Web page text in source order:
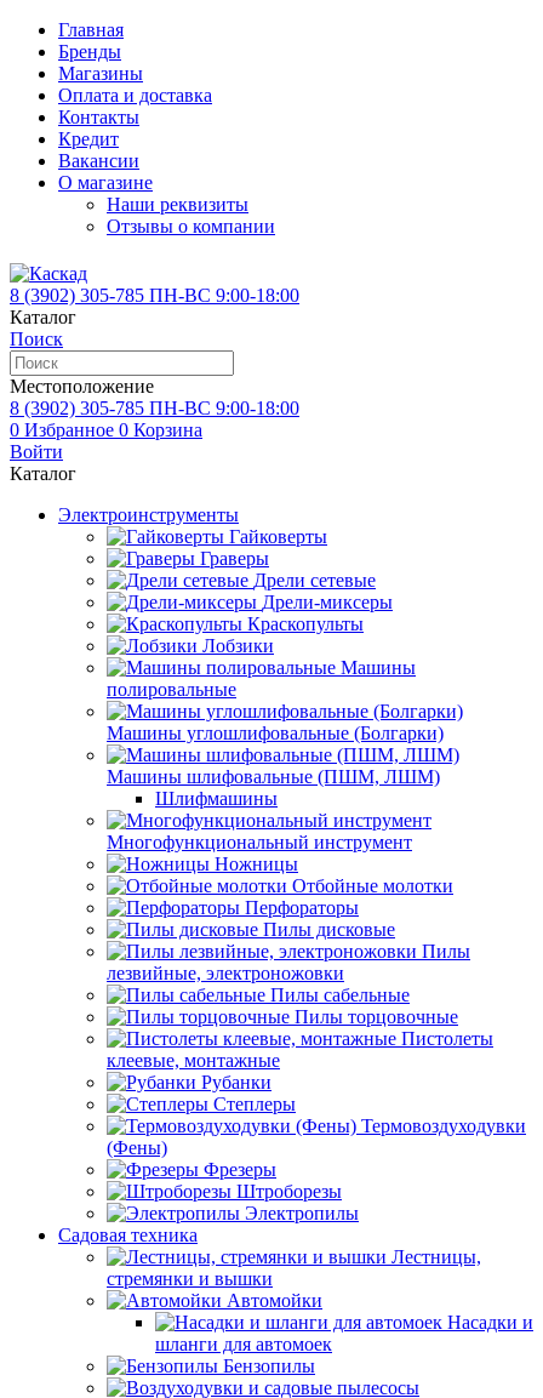
Главная
Бренды
Магазины
Оплата и доставка
Контакты
Кредит
Вакансии
О магазине
Наши реквизиты
Отзывы о компании
8 (3902) 305-785 ПН-ВС 9:00-18:00
Каталог
Поиск
Местоположение
8 (3902) 305-785 ПН-ВС 9:00-18:00
0 Избранное 0 Корзина
Войти
Каталог
Электроинструменты
Гайковерты
Граверы
Дрели сетевые
Дрели-миксеры
Краскопульты
Лобзики
Машины
полировальные
Машины углошлифовальные (Болгарки)
Машины шлифовальные (ПШМ, ЛШМ)
Шлифмашины
Многофункциональный инструмент
Ножницы
Отбойные молотки
Перфораторы
Пилы дисковые
Пилы
лезвийные, электроножовки
Пилы сабельные
Пилы торцовочные
Пистолеты
клеевые, монтажные
Рубанки
Степлеры
Термовоздуходувки
(Фены)
Фрезеры
Штроборезы
Электропилы
Садовая техника
Лестницы,
стремянки и вышки
Автомойки
Насадки и
шланги для автомоек
Бензопилы